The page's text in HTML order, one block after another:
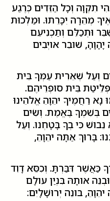
תִקְוָה וְכָל הַזֵּדִים כְּרֶגַע
מְהֵרָה יִכָּרֵתוּ. וּמַלְכוּת
וּתְכַלֵּם וְתַכְנִיעֵם
שׁובֵר אויְבִים
וְעַל שְׁאֵרִית עַמְּךָ בֵּית
בֵּית סופְרֵיהֶם.
נָא רַחֲמֶיךָ יהֵוָהֵ אֱלהֵינוּ
בְּשִׁמְךָ בֶּאֱמֶת. וְשִׂים
כִּי בְךָ בָּטָחְנוּ. וְעַל
בָּרוּךְ אַתָּה יהֵוָהֵ,
כַּאֲשֶׁר דִּבַּרְתָּ. וְכִסֵּא דָוִד
אותָהּ בִּנְיַן עולָם
בּונֵה יְרוּשָׁלָיִם: